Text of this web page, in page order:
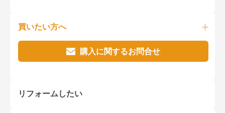
買いたい方へ
購入に関するお問合せ
リフォームしたい